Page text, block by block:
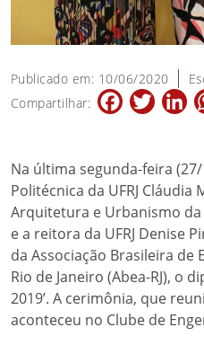
Publicado em: 10/06/2020
Compartilhar:
FacebookTwitter
Na última segunda-feira
Politécnica da UFRJ
Arquitetura e Urbanismo da
e a reitora da UFRJ Denise
da Associação Brasileira de
Rio de Janeiro (Abea-RJ), o
2019’. A cerimônia, que
aconteceu no Clube de